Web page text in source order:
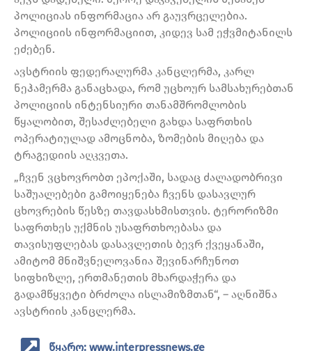
პოლიციას ინფორმაცია არ გაუვრცელებია.
პოლიციის ინფორმაციით, კიდევ სამ ეჭვმიტანილს
ეძებენ.
ავსტრიის ფედერალურმა კანცლერმა, კარლ
ნეჰამერმა განაცხადა, რომ უცხოურ სამსახურებთან
პოლიციის ინტენსიური თანამშრომლობის
წყალობით, შესაძლებელი გახდა საფრთხის
ოპერატიულად ამოცნობა, ზომების მიღება და
ტრაგედიის აღკვეთა.
„ჩვენ ვცხოვრობთ ეპოქაში, სადაც ძალადობრივი
საშუალებები გამოიყენება ჩვენს დასავლურ
ცხოვრების წესზე თავდასხმისთვის. ტერორიზმი
საფრთხეს უქმნის უსაფრთხოებასა და
თავისუფლებას დასავლეთის ბევრ ქვეყანაში,
ამიტომ მნიშვნელოვანია შევინარჩუნოთ
სიფხიზლე, ერთმანეთის მხარდაჭერა და
გადამწყვეტი ბრძოლა ისლამიზმთან“, – აღნიშნა
ავსტრიის კანცლერმა.
წყარო: www.interpressnews.ge